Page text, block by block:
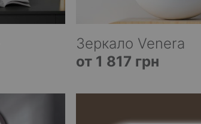
Зеркало Venera
от 1 817 грн